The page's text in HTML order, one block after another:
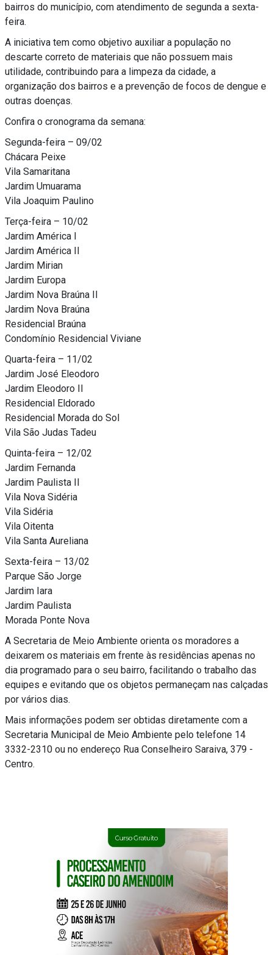
bairros do município, com atendimento de segunda a sexta-
feira.
A iniciativa tem como objetivo auxiliar a população no
descarte correto de materiais que não possuem mais
utilidade, contribuindo para a limpeza da cidade, a
organização dos bairros e a prevenção de focos de dengue e
outras doenças.
Confira o cronograma da semana:
Segunda-feira – 09/02
Chácara Peixe
Vila Samaritana
Jardim Umuarama
Vila Joaquim Paulino
Terça-feira – 10/02
Jardim América I
Jardim América II
Jardim Mirian
Jardim Europa
Jardim Nova Braúna II
Jardim Nova Braúna
Residencial Braúna
Condomínio Residencial Viviane
Quarta-feira – 11/02
Jardim José Eleodoro
Jardim Eleodoro II
Residencial Eldorado
Residencial Morada do Sol
Vila São Judas Tadeu
Quinta-feira – 12/02
Jardim Fernanda
Jardim Paulista II
Vila Nova Sidéria
Vila Sidéria
Vila Oitenta
Vila Santa Aureliana
Sexta-feira – 13/02
Parque São Jorge
Jardim Iara
Jardim Paulista
Morada Ponte Nova
A Secretaria de Meio Ambiente orienta os moradores a
deixarem os materiais em frente às residências apenas no
dia programado para o seu bairro, facilitando o trabalho das
equipes e evitando que os objetos permaneçam nas calçadas
por vários dias.
Mais informações podem ser obtidas diretamente com a
Secretaria Municipal de Meio Ambiente pelo telefone 14
3332-2310 ou no endereço Rua Conselheiro Saraiva, 379 -
Centro.